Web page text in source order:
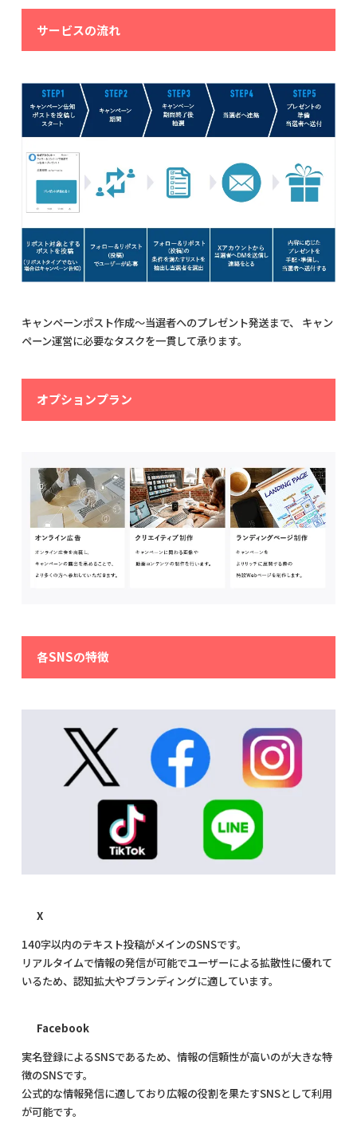
サービスの流れ
キャンペーンポスト作成〜当選者へのプレゼント発送まで、 キャン
ペーン運営に必要なタスクを一貫して承ります。
オプションプラン
各SNSの特徴
X
140字以内のテキスト投稿がメインのSNSです。
リアルタイムで情報の発信が可能でユーザーによる拡散性に優れて
いるため、認知拡大やブランディングに適しています。
Facebook
実名登録によるSNSであるため、情報の信頼性が高いのが大きな特
徴のSNSです。
公式的な情報発信に適しており広報の役割を果たすSNSとして利用
が可能です。